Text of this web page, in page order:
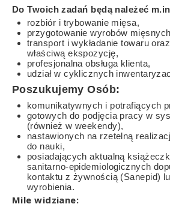
Do Twoich zadań będą należeć
rozbiór i trybowanie mięsa,
przygotowanie wyrobów
transport i wykładanie towaru
właściwą ekspozycję,
profesjonalna obsługa klienta,
udział w cyklicznych
Poszukujemy Osób:
komunikatywnych i potrafiących
gotowych do podjęcia pracy w
(również w weekendy),
nastawionych na rzetelną
do nauki,
posiadających aktualną
sanitarno-epidemiologicznych
kontaktu z żywnością (Sanepid)
wyrobienia.
Mile widziane: